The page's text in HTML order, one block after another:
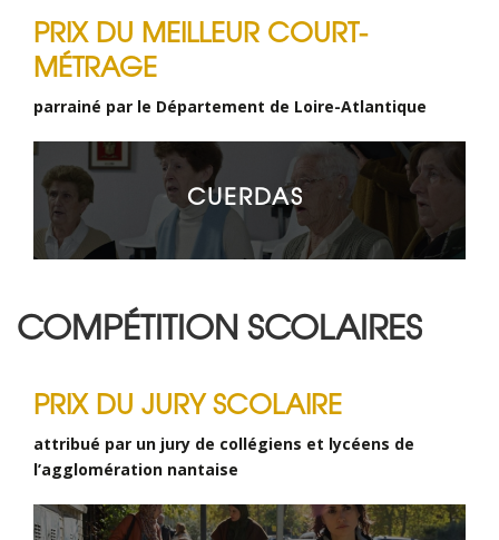
PRIX DU MEILLEUR COURT-
MÉTRAGE
parrainé par le Département de Loire-Atlantique
CUERDAS
COMPÉTITION SCOLAIRES
PRIX DU JURY SCOLAIRE
attribué par un jury de collégiens et lycéens de
l’agglomération nantaise